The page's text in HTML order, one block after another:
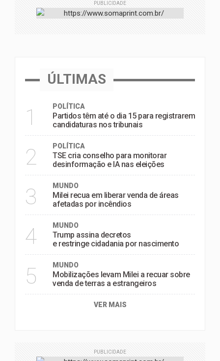
PUBLICIDADE
ÚLTIMAS
1 POLÍTICA
Partidos têm até o dia 15 para registrarem
candidaturas nos tribunais
2 POLÍTICA
TSE cria conselho para monitorar
desinformação e IA nas eleições
3 MUNDO
Milei recua em liberar venda de áreas
afetadas por incêndios
4 MUNDO
Trump assina decretos
e restringe cidadania por nascimento
5 MUNDO
Mobilizações levam Milei a recuar sobre
venda de terras a estrangeiros
VER MAIS
PUBLICIDADE